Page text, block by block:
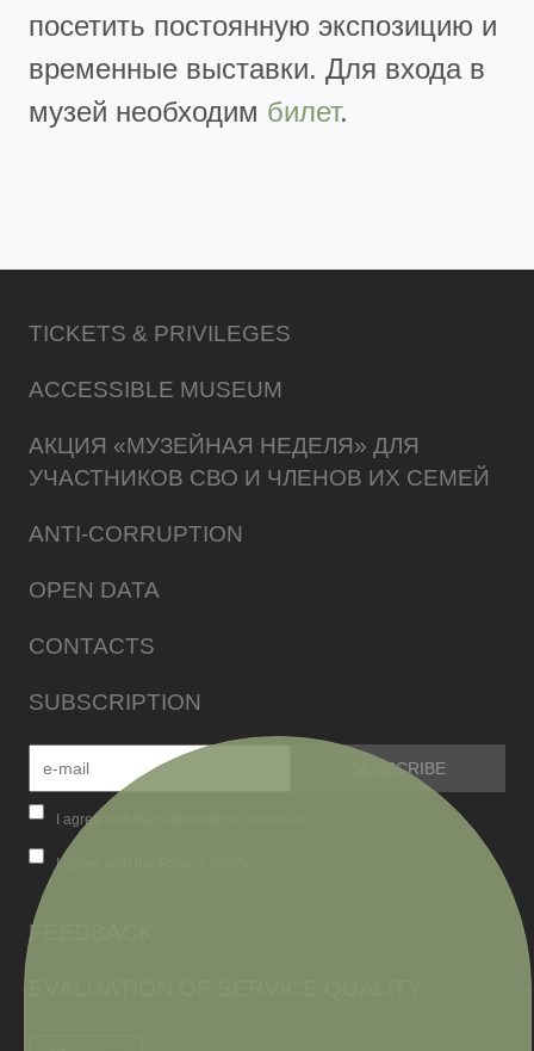
посетить постоянную экспозицию и
временные выставки. Для входа в
музей необходим билет.
TICKETS & PRIVILEGES
ACCESSIBLE MUSEUM
АКЦИЯ «МУЗЕЙНАЯ НЕДЕЛЯ» ДЛЯ
УЧАСТНИКОВ СВО И ЧЛЕНОВ ИХ СЕМЕЙ
ANTI-CORRUPTION
OPEN DATA
CONTACTS
SUBSCRIPTION
I agree with the subscription conditions
I agree with the Privacy Policy
FEEDBACK